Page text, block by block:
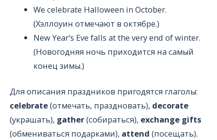
We celebrate Halloween in October.
(Хэллоуин отмечают в октябре.)
New Year’s Eve falls at the very end of winter.
(Новогодняя ночь приходится на самый
конец зимы.)
Для описания праздников пригодятся глаголы:
celebrate(отмечать, праздновать), decorate
(украшать), gather(собираться), exchange gifts
(обмениваться подарками), attend (посещать).